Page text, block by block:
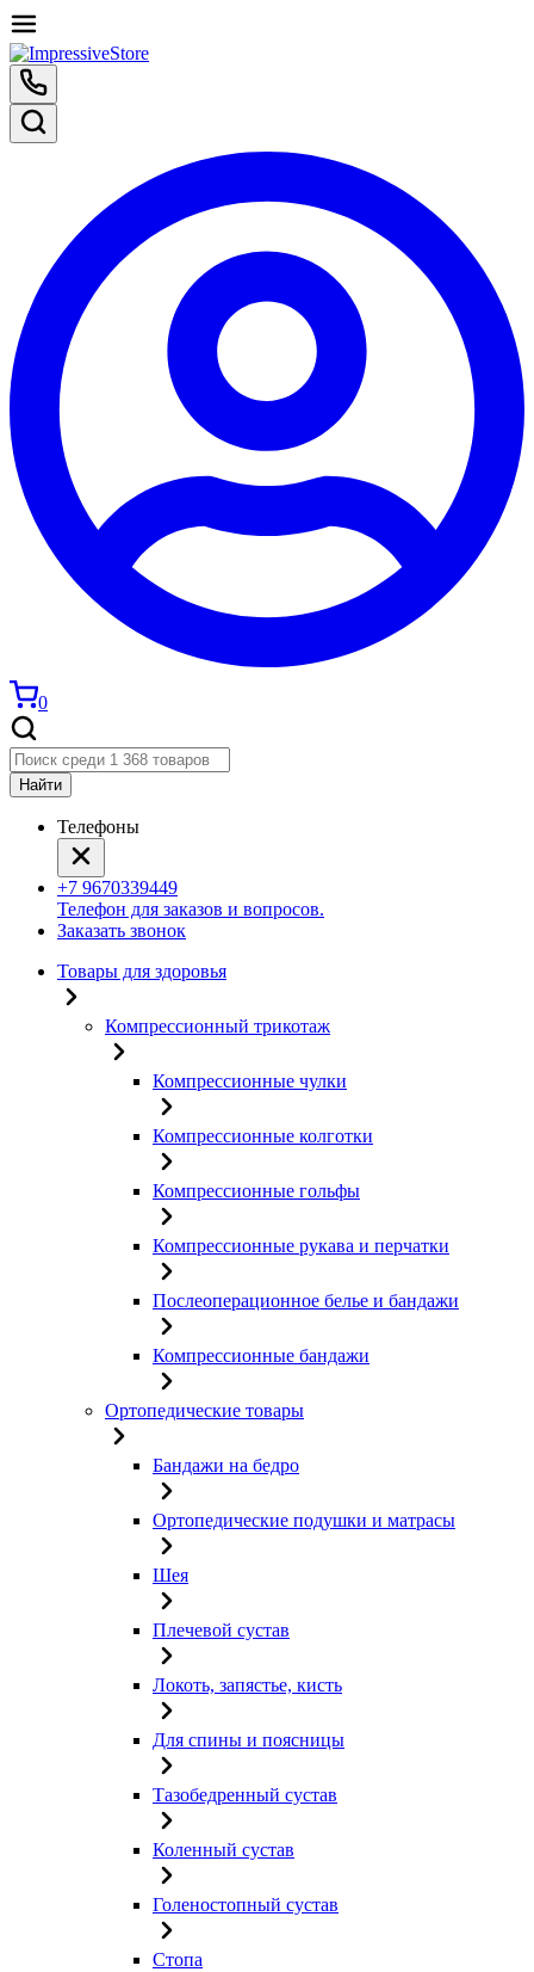
0
Найти
Телефоны
+7 9670339449
Телефон для заказов и вопросов.
Заказать звонок
Товары для здоровья
Компрессионный трикотаж
Компрессионные чулки
Компрессионные колготки
Компрессионные гольфы
Компрессионные рукава и перчатки
Послеоперационное белье и бандажи
Компрессионные бандажи
Ортопедические товары
Бандажи на бедро
Ортопедические подушки и матрасы
Шея
Плечевой сустав
Локоть, запястье, кисть
Для спины и поясницы
Тазобедренный сустав
Коленный сустав
Голеностопный сустав
Стопа